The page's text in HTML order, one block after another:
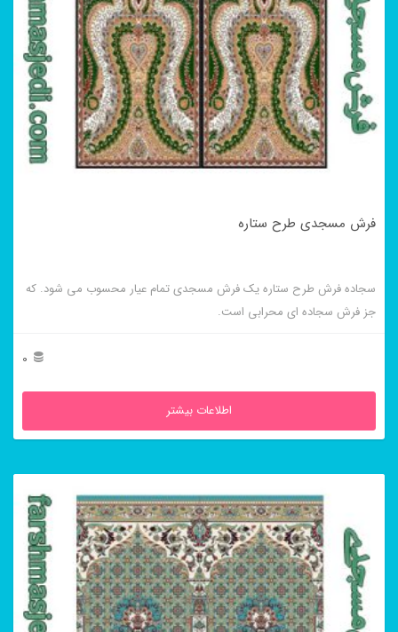
فرش مسجدی طرح ستاره
سجاده فرش طرح ستاره یک فرش مسجدی تمام عیار محسوب می شود. که
جز فرش سجاده ای محرابی است.
0
اطلاعات بیشتر